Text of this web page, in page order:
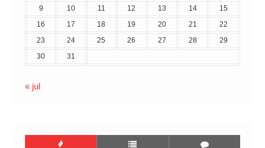
9
10 11 12 13 14
15
16
17 18 19 20 21
22
23
24 25 26 27 28
29
30
31
« jul